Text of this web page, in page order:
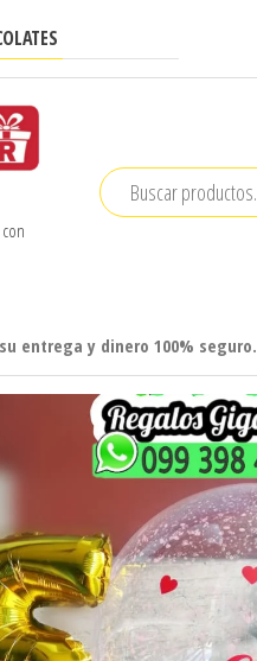
entrega y dinero 100% seguro.